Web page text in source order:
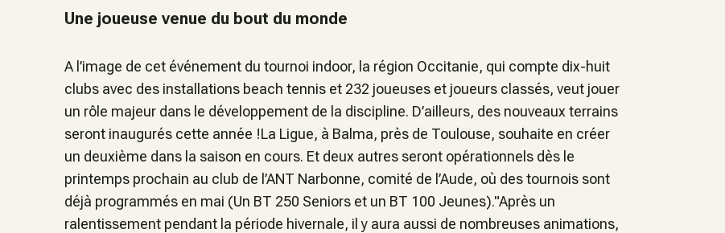
Une joueuse venue du bout du monde
A l’image de cet événement du tournoi indoor, la région Occitanie, qui compte dix-huit
clubs avec des installations beach tennis et 232 joueuses et joueurs classés, veut jouer
un rôle majeur dans le développement de la discipline. D’ailleurs, des nouveaux terrains
seront inaugurés cette année !La Ligue, à Balma, près de Toulouse, souhaite en créer
un deuxième dans la saison en cours. Et deux autres seront opérationnels dès le
printemps prochain au club de l’ANT Narbonne, comité de l’Aude, où des tournois sont
déjà programmés en mai (Un BT 250 Seniors et un BT 100 Jeunes)."Après un
ralentissement pendant la période hivernale, il y aura aussi de nombreuses animations,